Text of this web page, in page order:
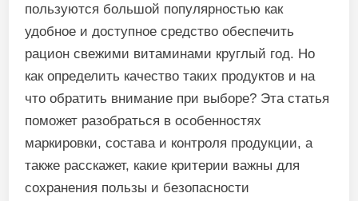
пользуются большой популярностью как
удобное и доступное средство обеспечить
рацион свежими витаминами круглый год. Но
как определить качество таких продуктов и на
что обратить внимание при выборе? Эта статья
поможет разобраться в особенностях
маркировки, состава и контроля продукции, а
также расскажет, какие критерии важны для
сохранения пользы и безопасности